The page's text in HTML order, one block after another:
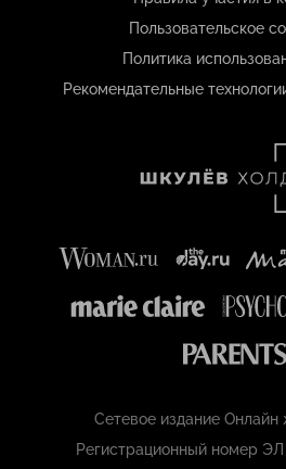
Пользовательское
Политика
Рекомендательные
Сетевое издание Онлайн
Регистрационный номер